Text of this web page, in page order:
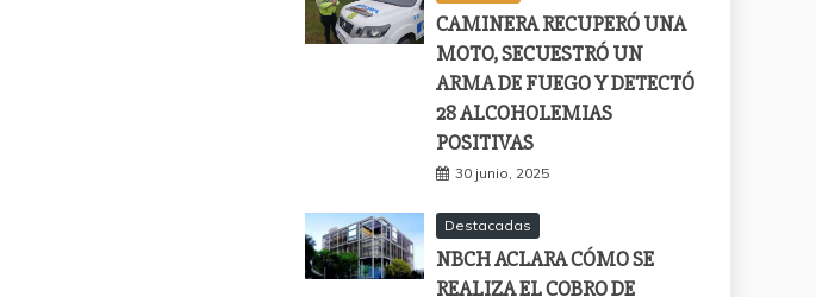
CAMINERA RECUPERÓ UNA
MOTO, SECUESTRÓ UN
ARMA DE FUEGO Y DETECTÓ
28 ALCOHOLEMIAS
POSITIVAS
30 junio, 2025
Destacadas
NBCH ACLARA CÓMO SE
REALIZA EL COBRO DE